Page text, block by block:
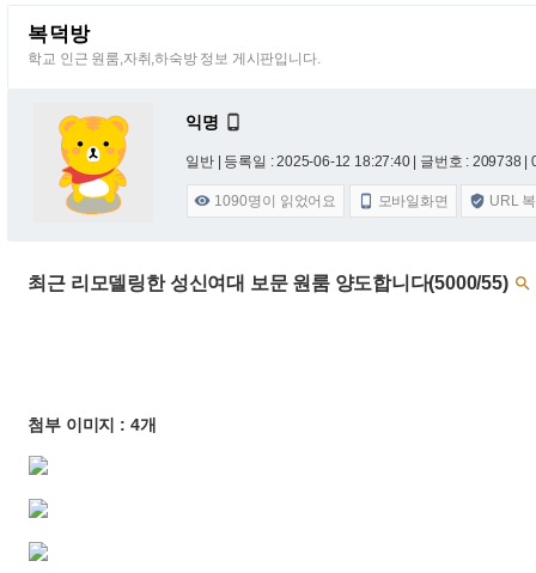
복덕방
학교 인근 원룸,자취,하숙방 정보 게시판입니다.
익명 
일반 | 등록일 : 2025-06-12 18:27:40 | 글번호 : 209738 |
 1090명이 읽었어요  모바일화면  URL
최근 리모델링한 성신여대 보문 원룸 양도합니다(5000/55) 
첨부 이미지 : 4개